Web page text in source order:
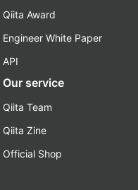
Qiita Award
Engineer White Paper
API
Our service
Qiita Team
Qiita Zine
Official Shop